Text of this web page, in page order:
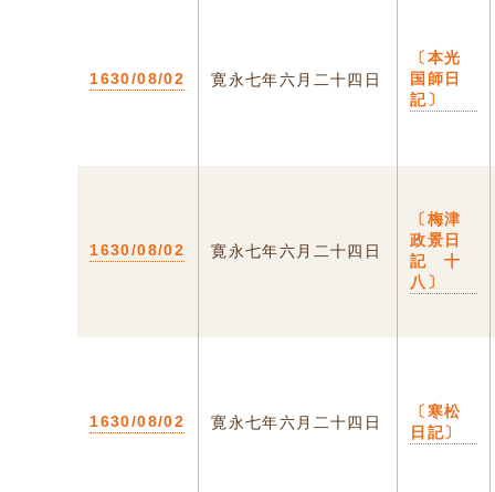
1630/08/02 寛永七年六月二十四日
〔本光
国師日
記〕
1630/08/02 寛永七年六月二十四日
〔梅津
政景日
記 十
八〕
1630/08/02 寛永七年六月二十四日
〔寒松
日記〕